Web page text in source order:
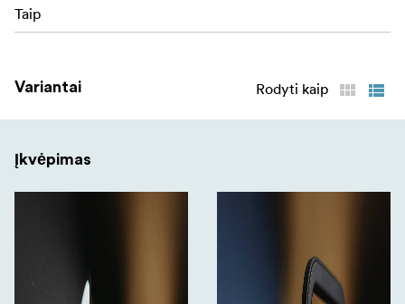
Taip
Variantai Rodyti kaip
Įkvėpimas